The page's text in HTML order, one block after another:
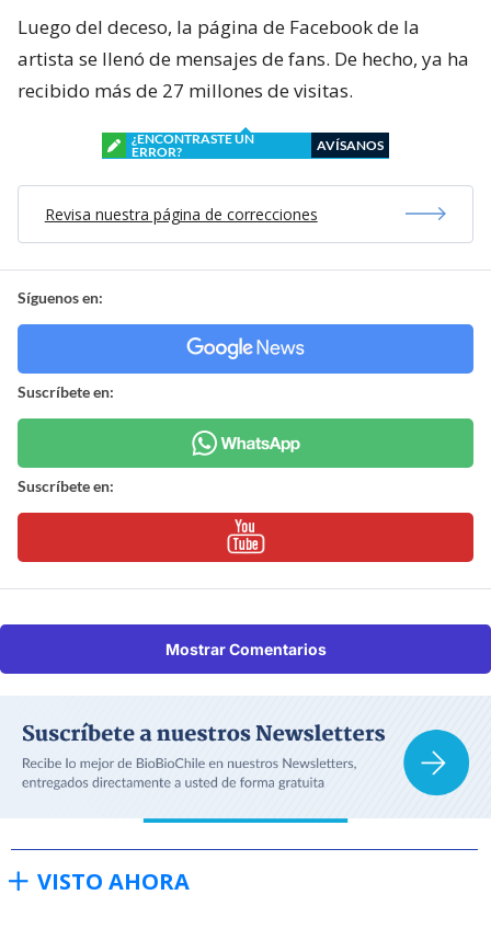
Luego del deceso, la página de Facebook de la
artista se llenó de mensajes de fans. De hecho, ya ha
recibido más de 27 millones de visitas.
¿ENCONTRASTE UN
ERROR?
AVÍSANOS
Revisa nuestra página de correcciones
Síguenos en:
Suscríbete en:
Suscríbete en:
Mostrar Comentarios
VISTO AHORA